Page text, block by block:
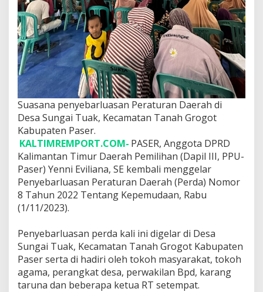
o
t
Suasana penyebarluasan Peraturan Daerah di
Desa Sungai Tuak, Kecamatan Tanah Grogot
Kabupaten Paser.
KALTIMREMPORT.COM- PASER, Anggota DPRD
Kalimantan Timur Daerah Pemilihan (Dapil III, PPU-
Paser) Yenni Eviliana, SE kembali menggelar
Penyebarluasan Peraturan Daerah (Perda) Nomor
8 Tahun 2022 Tentang Kepemudaan, Rabu
(1/11/2023).
Penyebarluasan perda kali ini digelar di Desa
Sungai Tuak, Kecamatan Tanah Grogot Kabupaten
Paser serta di hadiri oleh tokoh masyarakat, tokoh
agama, perangkat desa, perwakilan Bpd, karang
taruna dan beberapa ketua RT setempat.